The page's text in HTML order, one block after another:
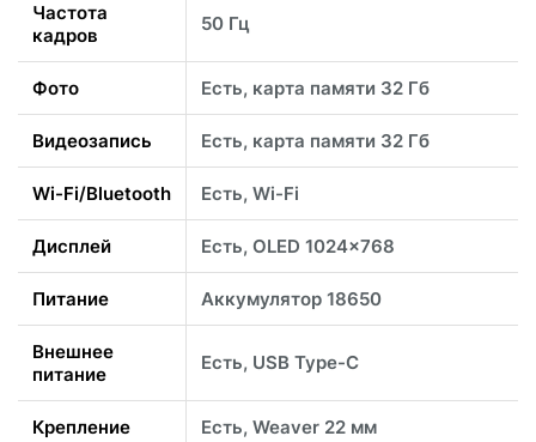
Частота
кадров
50 Гц
Фото Есть, карта памяти 32 Гб
Видеозапись Есть, карта памяти 32 Гб
Wi-Fi/Bluetooth Есть, Wi-Fi
Дисплей Есть, OLED 1024x768
Питание Аккумулятор 18650
Внешнее
питание
Есть, USB Type-C
Крепление Есть, Weaver 22 мм